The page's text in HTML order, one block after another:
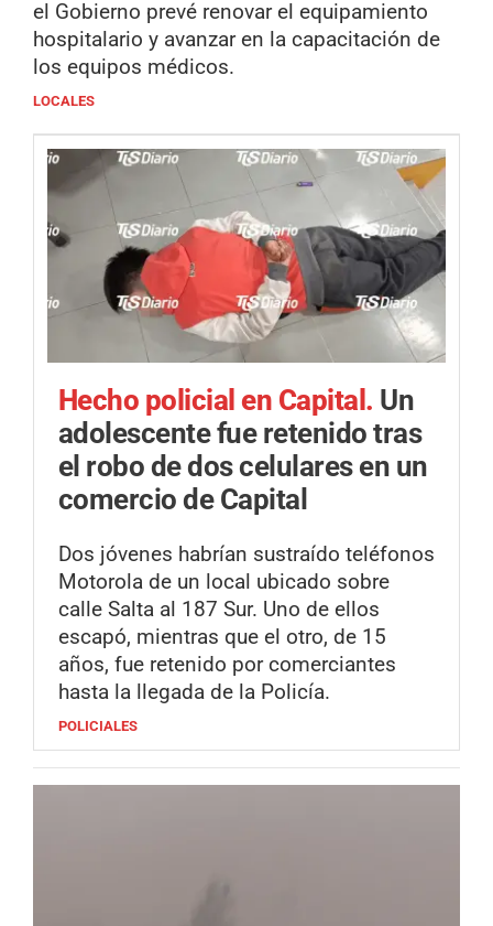
el Gobierno prevé renovar el equipamiento
hospitalario y avanzar en la capacitación de
los equipos médicos.
LOCALES
Hecho policial en Capital. Un
adolescente fue retenido tras
el robo de dos celulares en un
comercio de Capital
Dos jóvenes habrían sustraído teléfonos
Motorola de un local ubicado sobre
calle Salta al 187 Sur. Uno de ellos
escapó, mientras que el otro, de 15
años, fue retenido por comerciantes
hasta la llegada de la Policía.
POLICIALES